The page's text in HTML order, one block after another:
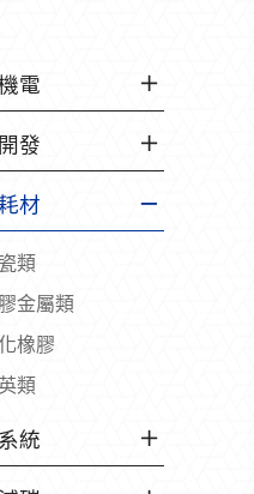
電
發
材
類
金屬類
橡膠
類
統